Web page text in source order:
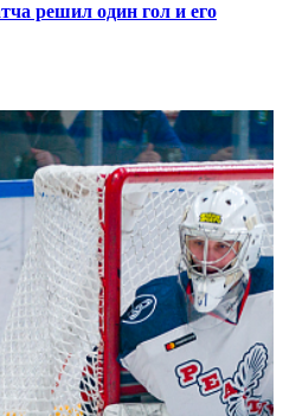
решил один гол и его